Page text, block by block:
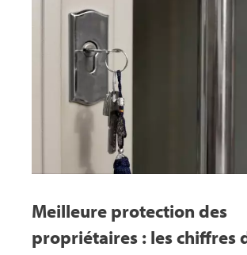
Meilleure protection des
propriétaires : les chiffres